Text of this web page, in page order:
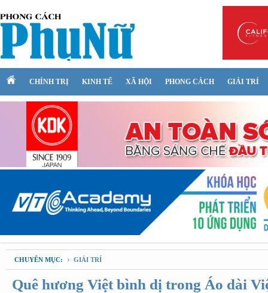
CHÍNH TRỊ KINH TẾ XÃ HỘI PHONG CÁCH GIẢI TRÍ
CHUYÊN MỤC: GIẢI TRÍ
Quê hương Việt bình dị trong Áo dài